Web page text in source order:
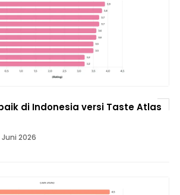
di Indonesia versi Taste Atlas
Juni 2026